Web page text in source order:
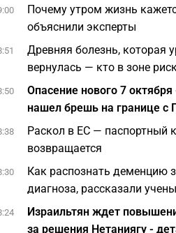
Почему утром жизнь
объяснили эксперты
Древняя болезнь, которая
вернулась — кто в зоне
Опасение нового 7
нашел брешь на границе с
Раскол в ЕС — паспортный
возвращается
Как распознать деменцию
диагноза, рассказали
Израильтян ждет
за решения Нетаниягу -